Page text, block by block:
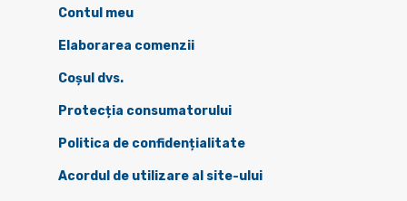
Contul meu
Elaborarea comenzii
Coșul dvs.
Protecția consumatorului
Politica de confidențialitate
Acordul de utilizare al site-ului